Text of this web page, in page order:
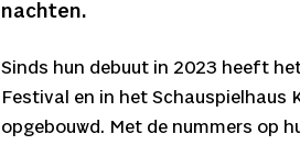
nachten.
Sinds hun debuut in 2023 heeft
Festival en in het Schauspielhaus
opgebouwd. Met de nummers op